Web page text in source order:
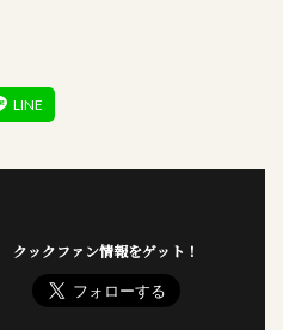
クックファン情報をゲット！